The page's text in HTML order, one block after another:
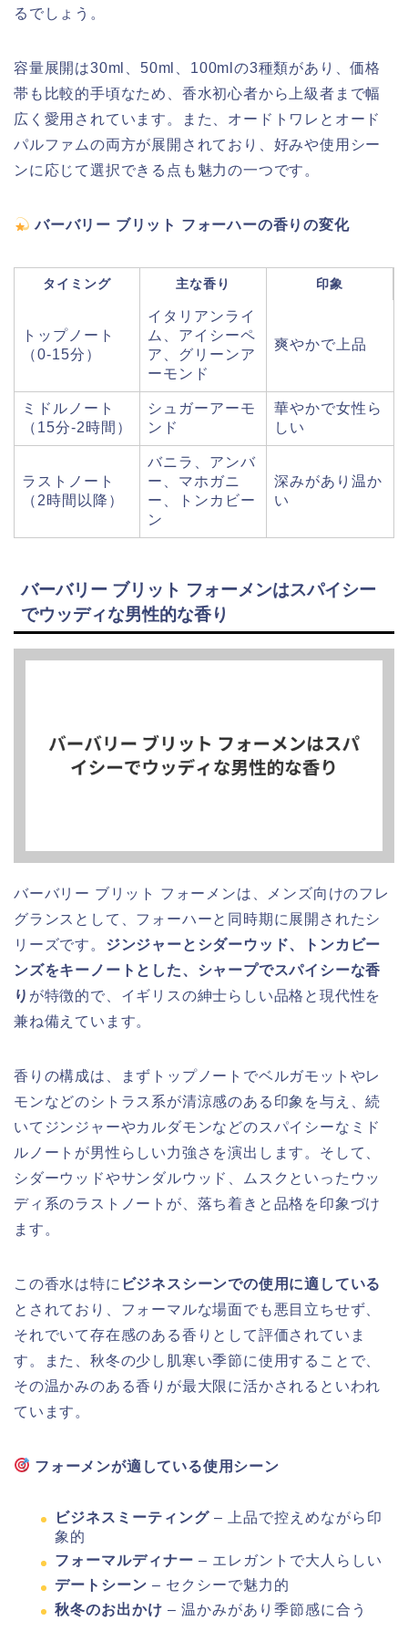
るでしょう。
容量展開は30ml、50ml、100mlの3種類があり、価格
帯も比較的手頃なため、香水初心者から上級者まで幅
広く愛用されています。また、オードトワレとオード
パルファムの両方が展開されており、好みや使用シー
ンに応じて選択できる点も魅力の一つです。
バーバリー ブリット フォーハーの香りの変化
タイミング 主な香り 印象
トップノート
（0-15分）
イタリアンライ
ム、アイシーペ
ア、グリーンア
ーモンド
爽やかで上品
ミドルノート
（15分-2時間）
シュガーアーモ
ンド
華やかで女性ら
しい
ラストノート
（2時間以降）
バニラ、アンバ
ー、マホガニ
ー、トンカビー
ン
深みがあり温か
い
バーバリー ブリット フォーメンはスパイシー
でウッディな男性的な香り
バーバリー ブリット フォーメンは、メンズ向けのフレ
グランスとして、フォーハーと同時期に展開されたシ
リーズです。 ジンジャーとシダーウッド、トンカビー
ンズをキーノートとした、シャープでスパイシーな香
り が特徴的で、イギリスの紳士らしい品格と現代性を
兼ね備えています。
香りの構成は、まずトップノートでベルガモットやレ
モンなどのシトラス系が清涼感のある印象を与え、続
いてジンジャーやカルダモンなどのスパイシーなミド
ルノートが男性らしい力強さを演出します。そして、
シダーウッドやサンダルウッド、ムスクといったウッ
ディ系のラストノートが、落ち着きと品格を印象づけ
ます。
この香水は特に ビジネスシーンでの使用に適している
とされており、フォーマルな場面でも悪目立ちせず、
それでいて存在感のある香りとして評価されていま
す。また、秋冬の少し肌寒い季節に使用することで、
その温かみのある香りが最大限に活かされるといわれ
ています。
フォーメンが適している使用シーン
ビジネスミーティング – 上品で控えめながら印
象的
フォーマルディナー – エレガントで大人らしい
デートシーン – セクシーで魅力的
秋冬のお出かけ – 温かみがあり季節感に合う